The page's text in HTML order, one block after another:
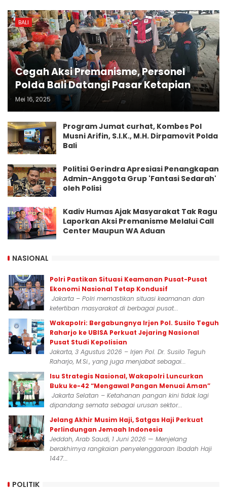
BALI
Cegah Aksi Premanisme, Personel
Polda Bali Datangi Pasar Ketapian
Mei 16, 2025
Program Jumat curhat, Kombes Pol
Musni Arifin, S.I.K., M.H. Dirpamovit Polda
Bali
Politisi Gerindra Apresiasi Penangkapan
Admin-Anggota Grup 'Fantasi Sedarah'
oleh Polisi
Kadiv Humas Ajak Masyarakat Tak Ragu
Laporkan Aksi Premanisme Melalui Call
Center Maupun WA Aduan
NASIONAL
Polri Pastikan Situasi Keamanan Pusat-Pusat
Ekonomi Nasional Tetap Kondusif
Jakarta – Polri memastikan situasi keamanan dan
ketertiban masyarakat di berbagai pusat...
Wakapolri: Bergabungnya Irjen Pol. Susilo Teguh
Raharjo ke UBISA Perkuat Jejaring Nasional
Pusat Studi Kepolisian
Jakarta, 3 Agustus 2026 – Irjen Pol. Dr. Susilo Teguh
Raharjo, M.Si., yang juga menjabat sebagai...
Isu Strategis Nasional, Wakapolri Luncurkan
Buku ke-42 “Mengawal Pangan Menuai Aman”
Jakarta Selatan – Ketahanan pangan kini tidak lagi
dipandang semata sebagai urusan sektor...
Jelang Akhir Musim Haji, Satgas Haji Perkuat
Perlindungan Jemaah Indonesia
Jeddah, Arab Saudi, 1 Juni 2026 — Menjelang
berakhirnya rangkaian penyelenggaraan Ibadah Haji
1447...
POLITIK